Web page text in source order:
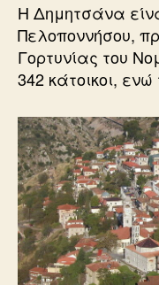
Η Δημητσάνα
Πελοποννήσου,
Γορτυνίας του
342 κάτοικοι,